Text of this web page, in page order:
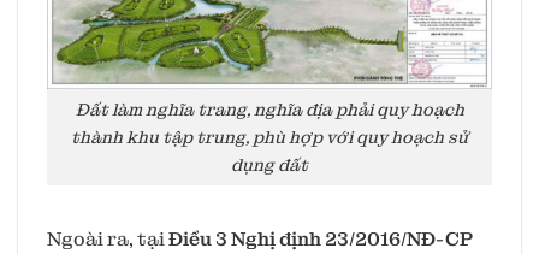
Đất làm nghĩa trang, nghĩa địa phải quy hoạch
thành khu tập trung, phù hợp với quy hoạch sử
dụng đất
Ngoài ra, tạiĐiều 3 Nghị định 23/2016/NĐ-CP